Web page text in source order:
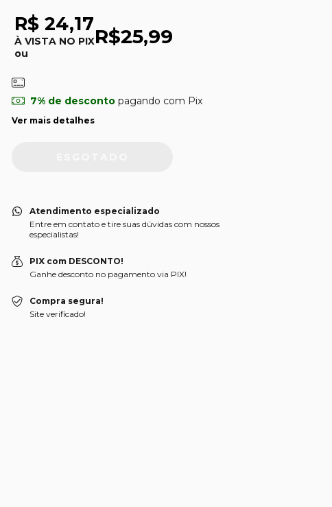
R$ 24,17
À VISTA NO PIX
ou
R$25,99
7% de descontopagando com Pix
Ver mais detalhes
Atendimento especializado
Entre em contato e tire suas dúvidas com nossos
especialistas!
PIX com DESCONTO!
Ganhe desconto no pagamento via PIX!
Compra segura!
Site verificado!